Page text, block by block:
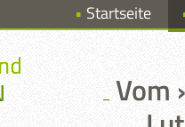
Startseite
Vom